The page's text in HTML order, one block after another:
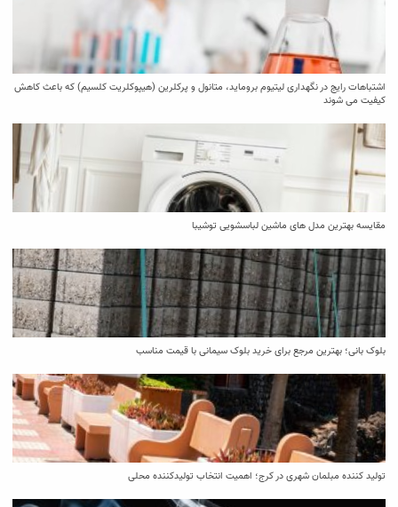
اشتباهات رایج در نگهداری لیتیوم بروماید، متانول و پرکلرین (هیپوکلریت کلسیم) که باعث کاهش
کیفیت می‌ شوند
مقایسه بهترین مدل ‌های ماشین لباسشویی توشیبا
بلوک بانی؛ بهترین مرجع برای خرید بلوک سیمانی با قیمت مناسب
تولید کننده مبلمان شهری در کرج؛ اهمیت انتخاب تولیدکننده محلی